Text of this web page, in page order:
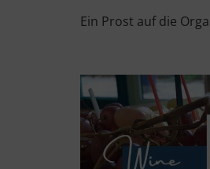
Ein Prost auf die